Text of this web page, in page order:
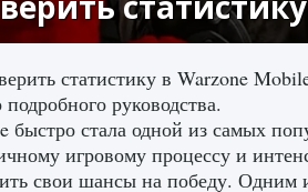
статистику в Warzone
руководства.
быстро стала одной из самых
игровому процессу и
свои шансы на победу. Одним